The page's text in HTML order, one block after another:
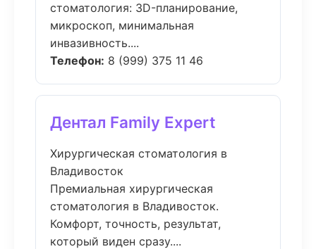
стоматология: 3D-планирование,
микроскоп, минимальная
инвазивность....
Телефон: 8 (999) 375 11 46
Дентал Family Expert
Хирургическая стоматология в
Владивосток
Премиальная хирургическая
стоматология в Владивосток.
Комфорт, точность, результат,
который виден сразу....